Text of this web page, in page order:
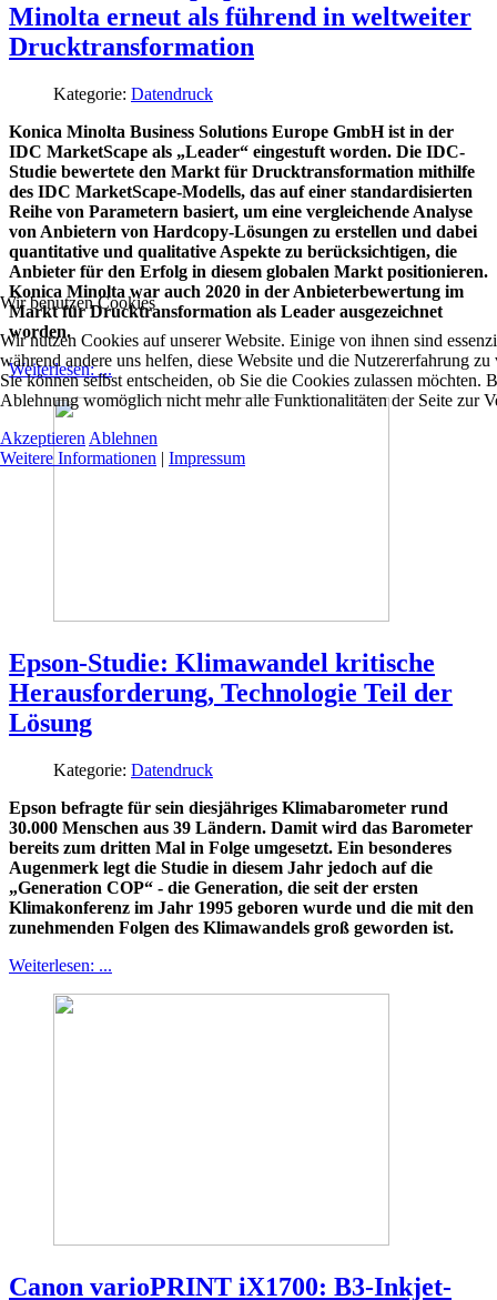
Minolta erneut als führend in weltweiter
Drucktransformation
Kategorie: Datendruck
Konica Minolta Business Solutions Europe GmbH ist in der
IDC MarketScape als „Leader“ eingestuft worden. Die IDC-
Studie bewertete den Markt für Drucktransformation mithilfe
des IDC MarketScape-Modells, das auf einer standardisierten
Reihe von Parametern basiert, um eine vergleichende Analyse
von Anbietern von Hardcopy-Lösungen zu erstellen und dabei
quantitative und qualitative Aspekte zu berücksichtigen, die
Anbieter für den Erfolg in diesem globalen Markt positionieren.
Konica Minolta war auch 2020 in der Anbieterbewertung im
Markt für Drucktransformation als Leader ausgezeichnet
worden.
Weiterlesen: ...
Epson-Studie: Klimawandel kritische
Herausforderung, Technologie Teil der
Lösung
Kategorie: Datendruck
Epson befragte für sein diesjähriges Klimabarometer rund
30.000 Menschen aus 39 Ländern. Damit wird das Barometer
bereits zum dritten Mal in Folge umgesetzt. Ein besonderes
Augenmerk legt die Studie in diesem Jahr jedoch auf die
„Generation COP“ - die Generation, die seit der ersten
Klimakonferenz im Jahr 1995 geboren wurde und die mit den
zunehmenden Folgen des Klimawandels groß geworden ist.
Weiterlesen: ...
Canon varioPRINT iX1700: B3-Inkjet-
Wir benutzen Cookies
Wir nutzen Cookies auf unserer Website. Einige von ihnen sind
während andere uns helfen, diese Website und die Nutzererfahrung
Sie können selbst entscheiden, ob Sie die Cookies zulassen möchten.
Ablehnung womöglich nicht mehr alle Funktionalitäten der Seite zur
Akzeptieren Ablehnen
Weitere Informationen | Impressum